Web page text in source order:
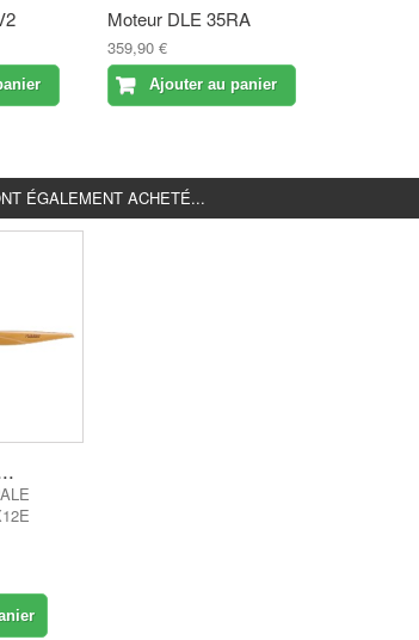
Moteur DLE 35RA
359,90 €
Ajouter au panier
ÉGALEMENT ACHETÉ...